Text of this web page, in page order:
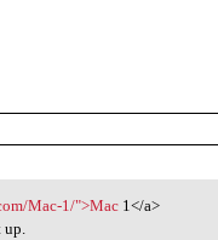
Mac-1/">Mac 1</a>
up.